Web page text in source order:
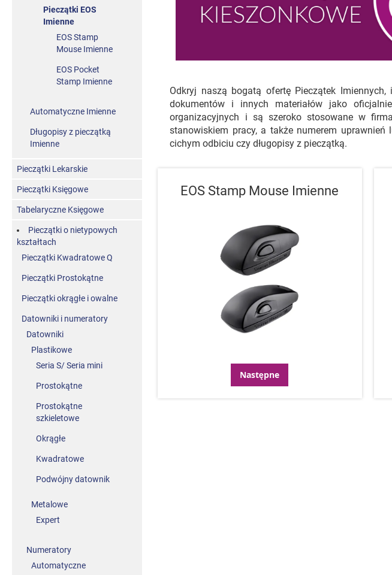
Odkryj naszą bogatą ofertę Pieczątek
dokumentów i innych materiałów jako
organizacyjnych i są szeroko stosowane w
stanowiskiem pracy, a także numerem
cichym odbiciu czy długopisy z pieczątką.
EOS Stamp Mouse Imienne
Następne
Pieczątki EOS
Imienne
EOS Stamp
Mouse Imienne
EOS Pocket
Stamp Imienne
Automatyczne Imienne
Długopisy z pieczątką
Imienne
Pieczątki Lekarskie
Pieczątki Księgowe
Tabelaryczne Księgowe
Pieczątki o nietypowych
kształtach
Pieczątki Kwadratowe Q
Pieczątki Prostokątne
Pieczątki okrągłe i owalne
Datowniki i numeratory
Datowniki
Plastikowe
Seria S/ Seria mini
Prostokątne
Prostokątne
szkieletowe
Okrągłe
Kwadratowe
Podwójny datownik
Metalowe
Expert
Numeratory
Automatyczne